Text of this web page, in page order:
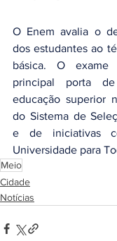
O Enem avalia o
dos estudantes ao
básica. O
principal porta
educação superior
do Sistema de
e de iniciativas
Universidade para
Meio
Cidade
Notícias